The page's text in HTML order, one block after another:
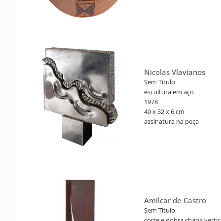
Nicolas Vlavianos
Sem Título
escultura em aço
1978
40 x 32 x 6 cm
assinatura na peça
Amilcar de Castro
Sem Titulo